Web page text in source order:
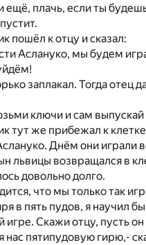
ещё, плачь, если ты
пошёл к отцу и сказал:
Аслануко, мы будем
заплакал. Тогда отец
ключи и сам
тут же прибежал к
Днём они играли
львицы возвращался в
довольно долго.
что мы только так
в пять пудов, я научил
игре. Скажи отцу, пусть
нас пятипудовую гирю,-